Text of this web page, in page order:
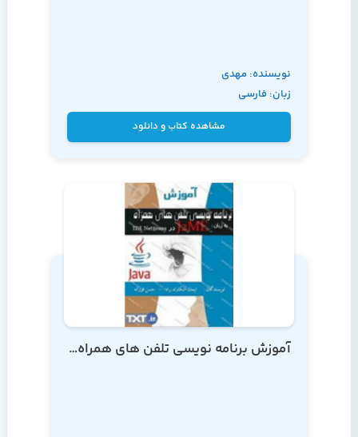
نویسنده: مهدی
محبیان
زبان: فارسی
مشاهده کتاب و دانلود
آموزش برنامه نویسی تلفن های همراه به زبان J2ME در IDE NetBeans